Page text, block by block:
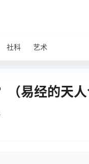
社科 艺术
易经的天人